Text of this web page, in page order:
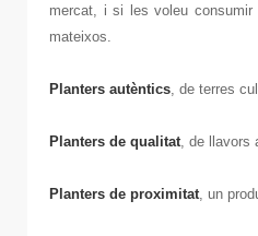
mercat, i si les voleu
mateixos.
Planters autèntics , de terres
Planters de qualitat , de
Planters de proximitat , un